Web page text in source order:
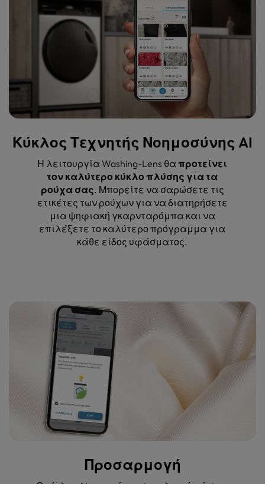
Κύκλος Τεχνητής Νοημοσύνης AI
Η λειτουργία Washing-Lens θαπροτείνει
τον καλύτερο κύκλο πλύσης για τα
ρούχα σας. Μπορείτε να σαρώσετε τις
ετικέτες των ρούχων για να διατηρήσετε
μια ψηφιακή γκαρνταρόμπα και να
επιλέξετε το καλύτερο πρόγραμμα για
κάθε είδος υφάσματος.
Προσαρμογή